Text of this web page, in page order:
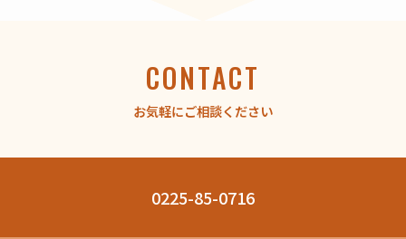
CONTACT
お気軽にご相談ください
0225-85-0716